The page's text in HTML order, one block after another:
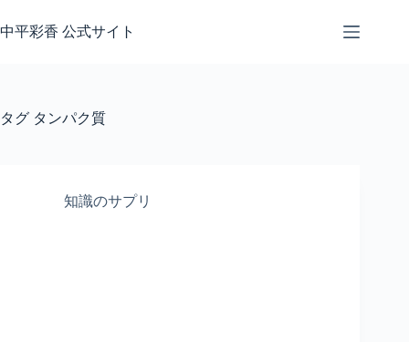
ン
ス
中平彩香 公式サイト
タグ タンパク質
知識のサプリ